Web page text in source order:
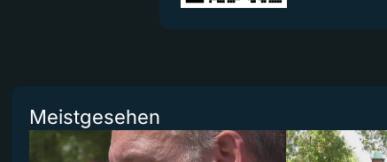
Meistgesehen